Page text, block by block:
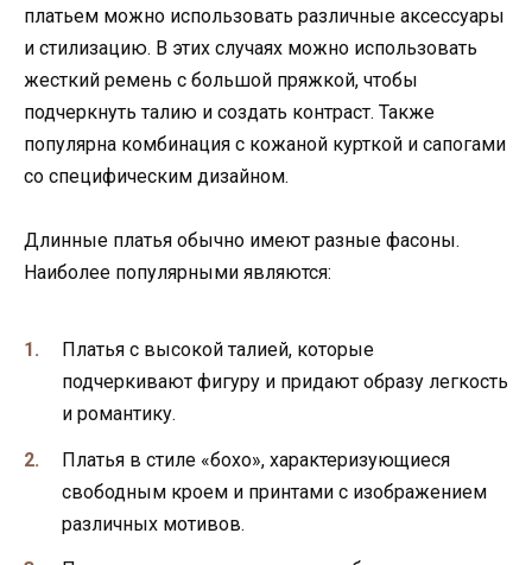
платьем можно использовать различные аксессуары
и стилизацию. В этих случаях можно использовать
жесткий ремень с большой пряжкой, чтобы
подчеркнуть талию и создать контраст. Также
популярна комбинация с кожаной курткой и сапогами
со специфическим дизайном.
Длинные платья обычно имеют разные фасоны.
Наиболее популярными являются:
Платья с высокой талией, которые
подчеркивают фигуру и придают образу легкость
и романтику.
Платья в стиле «бохо», характеризующиеся
свободным кроем и принтами с изображением
различных мотивов.